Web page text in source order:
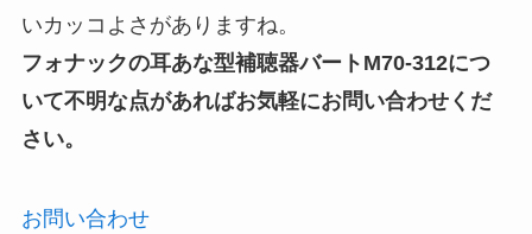
いカッコよさがありますね。
フォナックの耳あな型補聴器バートM70-312につ
いて不明な点があればお気軽にお問い合わせくだ
さい。
お問い合わせ